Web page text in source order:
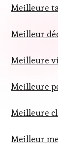
Meilleure
Meilleur
Meilleure
Meilleure
Meilleure
Meilleur